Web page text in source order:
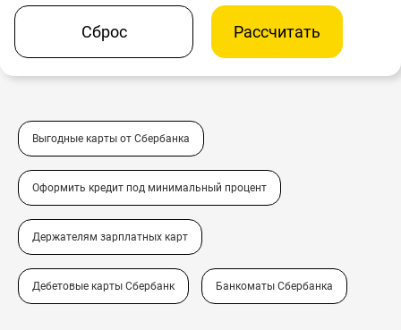
Сброс Рассчитать
Выгодные карты от Сбербанка
Оформить кредит под минимальный процент
Держателям зарплатных карт
Дебетовые карты Сбербанк Банкоматы Сбербанка